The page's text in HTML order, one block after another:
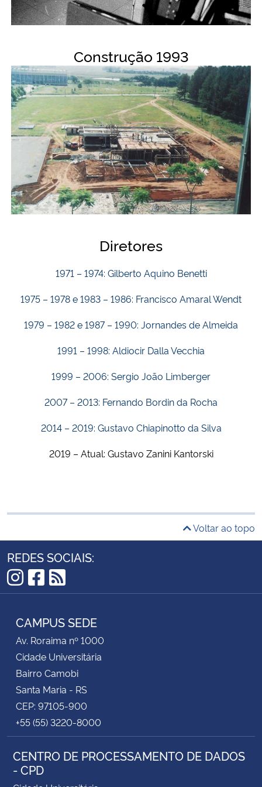
Construção 1993
Diretores
1971 – 1974: Gilberto Aquino Benetti
1975 – 1978 e 1983 – 1986: Francisco Amaral Wendt
1979 – 1982 e 1987 – 1990: Jornandes de Almeida
1991 – 1998: Aldiocir Dalla Vecchia
1999 – 2006: Sergio João Limberger
2007 – 2013: Fernando Bordin da Rocha
2014 – 2019: Gustavo Chiapinotto da Silva
2019 – Atual: Gustavo Zanini Kantorski
Voltar ao topo
REDES SOCIAIS:
Instagram
Facebook
RSS
CAMPUS SEDE
Av. Roraima nº 1000
Cidade Universitária
Bairro Camobi
Santa Maria - RS
CEP: 97105-900
+55 (55) 3220-8000
CENTRO DE PROCESSAMENTO DE DADOS
- CPD